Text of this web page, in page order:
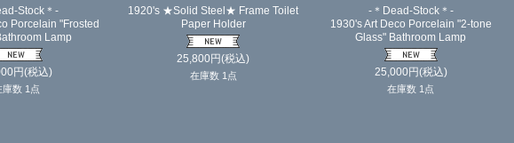
Stock＊-
Porcelain "Frosted
Lamp
円(税込)
庫数 1点
1920's ★Solid Steel★ Frame Toilet
Paper Holder
25,800円(税込)
在庫数 1点
-＊Dead-Stock＊-
1930's Art Deco Porcelain "2-tone
Glass" Bathroom Lamp
25,000円(税込)
在庫数 1点